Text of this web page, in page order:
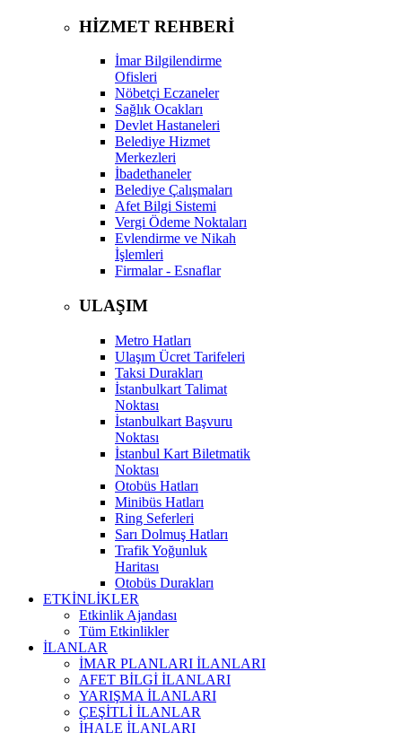
HİZMET REHBERİ
İmar Bilgilendirme
Ofisleri
Nöbetçi Eczaneler
Sağlık Ocakları
Devlet Hastaneleri
Belediye Hizmet
Merkezleri
İbadethaneler
Belediye Çalışmaları
Afet Bilgi Sistemi
Vergi Ödeme Noktaları
Evlendirme ve Nikah
İşlemleri
Firmalar - Esnaflar
ULAŞIM
Metro Hatları
Ulaşım Ücret Tarifeleri
Taksi Durakları
İstanbulkart Talimat
Noktası
İstanbulkart Başvuru
Noktası
İstanbul Kart Biletmatik
Noktası
Otobüs Hatları
Minibüs Hatları
Ring Seferleri
Sarı Dolmuş Hatları
Trafik Yoğunluk
Haritası
Otobüs Durakları
ETKİNLİKLER
Etkinlik Ajandası
Tüm Etkinlikler
İLANLAR
İMAR PLANLARI İLANLARI
AFET BİLGİ İLANLARI
YARIŞMA İLANLARI
ÇEŞİTLİ İLANLAR
İHALE İLANLARI